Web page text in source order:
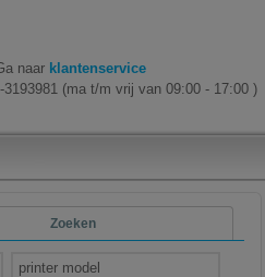
naar klantenservice
3193981 (ma t/m vrij van 09:00 - 17:00 )
Zoeken
printer model